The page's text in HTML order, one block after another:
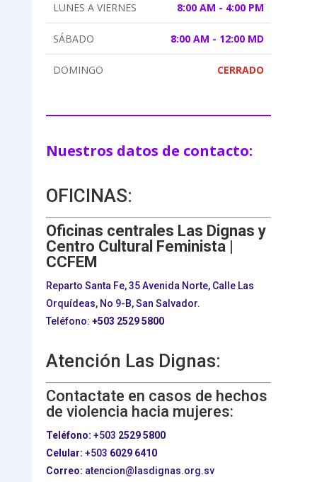
LUNES A VIERNES 8:00 AM - 4:00 PM
SÁBADO 8:00 AM - 12:00 MD
DOMINGO CERRADO
Nuestros datos de contacto:
OFICINAS:
Oficinas centrales Las Dignas y
Centro Cultural Feminista |
CCFEM
Reparto Santa Fe, 35 Avenida Norte, Calle Las
Orquídeas, No 9-B, San Salvador.
Teléfono: +503 2529 5800
Atención Las Dignas:
Contactate en casos de hechos
de violencia hacia mujeres:
Teléfono: +503 2529 5800
Celular: +503 6029 6410
Correo: atencion@lasdignas.org.sv